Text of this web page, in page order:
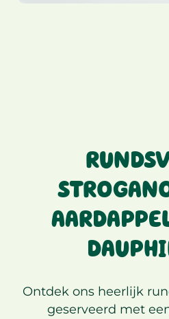
Ontdek ons heerlijk
geserveerd met